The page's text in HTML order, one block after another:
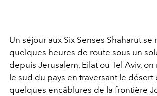
Un séjour aux Six Senses Shaharut se
quelques heures de route sous un
depuis Jerusalem, Eilat ou Tel Aviv,
le sud du pays en traversant le désert
quelques encâblures de la frontière